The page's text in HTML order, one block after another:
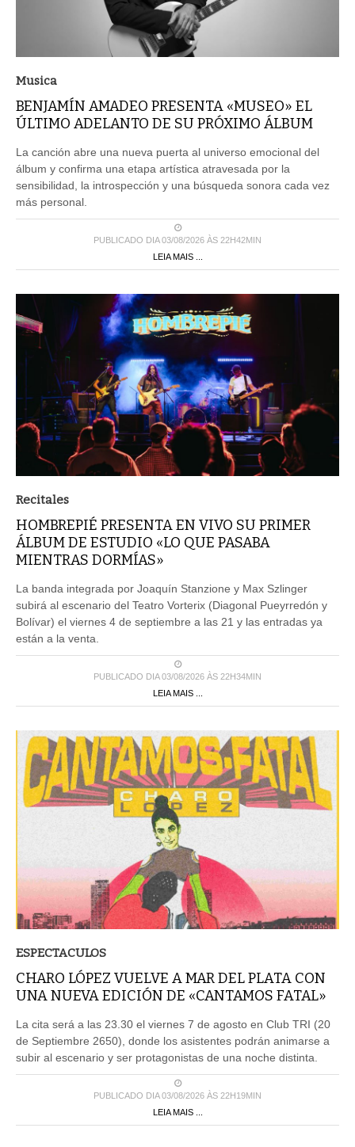
Musica
BENJAMÍN AMADEO PRESENTA «MUSEO» EL
ÚLTIMO ADELANTO DE SU PRÓXIMO ÁLBUM
La canción abre una nueva puerta al universo emocional del
álbum y confirma una etapa artística atravesada por la
sensibilidad, la introspección y una búsqueda sonora cada vez
más personal.
PUBLICADO DIA 03/08/2026 ÀS 22H42MIN
LEIA MAIS ...
Recitales
HOMBREPIÉ PRESENTA EN VIVO SU PRIMER
ÁLBUM DE ESTUDIO «LO QUE PASABA
MIENTRAS DORMÍAS»
La banda integrada por Joaquín Stanzione y Max Szlinger
subirá al escenario del Teatro Vorterix (Diagonal Pueyrredón y
Bolívar) el viernes 4 de septiembre a las 21 y las entradas ya
están a la venta.
PUBLICADO DIA 03/08/2026 ÀS 22H34MIN
LEIA MAIS ...
ESPECTACULOS
CHARO LÓPEZ VUELVE A MAR DEL PLATA CON
UNA NUEVA EDICIÓN DE «CANTAMOS FATAL»
La cita será a las 23.30 el viernes 7 de agosto en Club TRI (20
de Septiembre 2650), donde los asistentes podrán animarse a
subir al escenario y ser protagonistas de una noche distinta.
PUBLICADO DIA 03/08/2026 ÀS 22H19MIN
LEIA MAIS ...